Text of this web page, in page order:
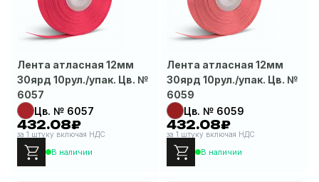
Лента атласная 12мм
30ярд 10рул./упак. Цв. №
6057
Цв. № 6057
432.08₽
за 1 штуку включая НДС
В наличии
Лента атласная 12мм
30ярд 10рул./упак. Цв. №
6059
Цв. № 6059
432.08₽
за 1 штуку включая НДС
В наличии